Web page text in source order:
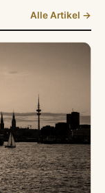
Alle Artikel →